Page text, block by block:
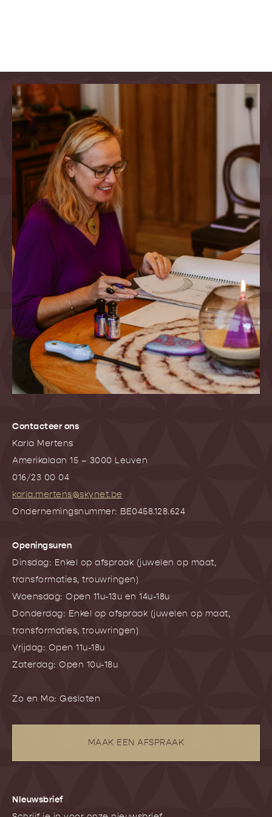
Contacteer ons
Karla Mertens
Amerikalaan 15 – 3000 Leuven
016/23 00 04
karla.mertens@skynet.be
Ondernemingsnummer: BE0458.128.624
Openingsuren
Dinsdag: Enkel op afspraak (juwelen op maat,
transformaties, trouwringen)
Woensdag: Open 11u-13u en 14u-18u
Donderdag: Enkel op afspraak (juwelen op maat,
transformaties, trouwringen)
Vrijdag: Open 11u-18u
Zaterdag: Open 10u-18u
Zo en Ma: Gesloten
MAAK EEN AFSPRAAK
NIeuwsbrief